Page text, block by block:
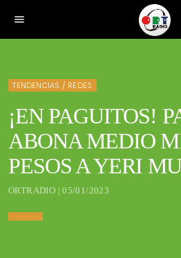
menu
TENDENCIAS / REDES
¡EN PAGUITOS!
ABONA MEDIO
PESOS A YERI
ORTRADIO | 05/01/2023